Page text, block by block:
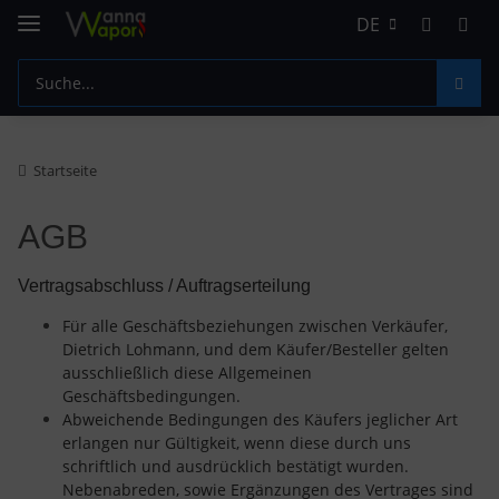
DE
Startseite
AGB
Vertragsabschluss / Auftragserteilung
Für alle Geschäftsbeziehungen zwischen Verkäufer,
Dietrich Lohmann, und dem Käufer/Besteller gelten
ausschließlich diese Allgemeinen
Geschäftsbedingungen.
Abweichende Bedingungen des Käufers jeglicher Art
erlangen nur Gültigkeit, wenn diese durch uns
schriftlich und ausdrücklich bestätigt wurden.
Nebenabreden, sowie Ergänzungen des Vertrages sind